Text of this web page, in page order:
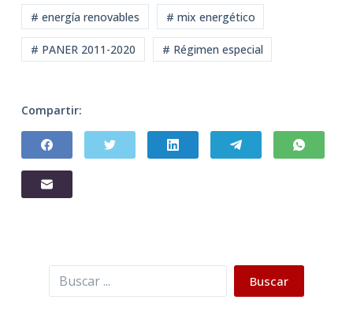
# energía renovables # mix energético
# PANER 2011-2020 # Régimen especial
Compartir:
Buscar Buscar